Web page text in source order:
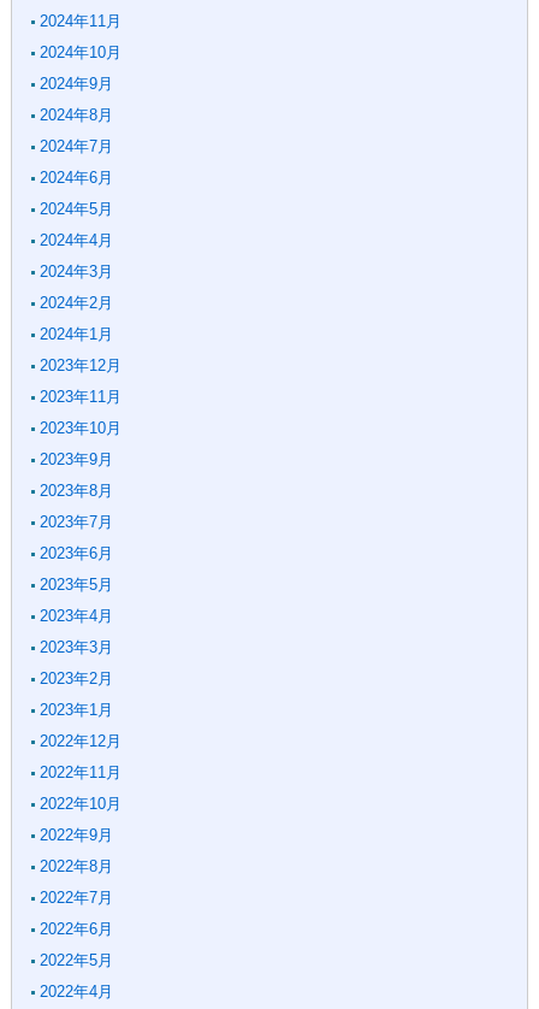
2024年11月
2024年10月
2024年9月
2024年8月
2024年7月
2024年6月
2024年5月
2024年4月
2024年3月
2024年2月
2024年1月
2023年12月
2023年11月
2023年10月
2023年9月
2023年8月
2023年7月
2023年6月
2023年5月
2023年4月
2023年3月
2023年2月
2023年1月
2022年12月
2022年11月
2022年10月
2022年9月
2022年8月
2022年7月
2022年6月
2022年5月
2022年4月